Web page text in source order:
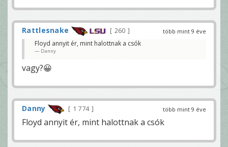
több mint 9 éve
Rattlesnake
260
Floyd annyit ér, mint halottnak a csók
Danny
vagy?😀
több mint 9 éve
Danny 1 774
Floyd annyit ér, mint halottnak a csók